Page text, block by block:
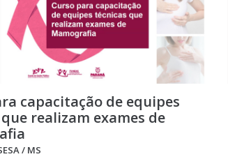
capacitação de equipes
realizam exames de
/ MS